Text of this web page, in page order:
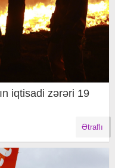
iqtisadi zərəri 19
Ətraflı